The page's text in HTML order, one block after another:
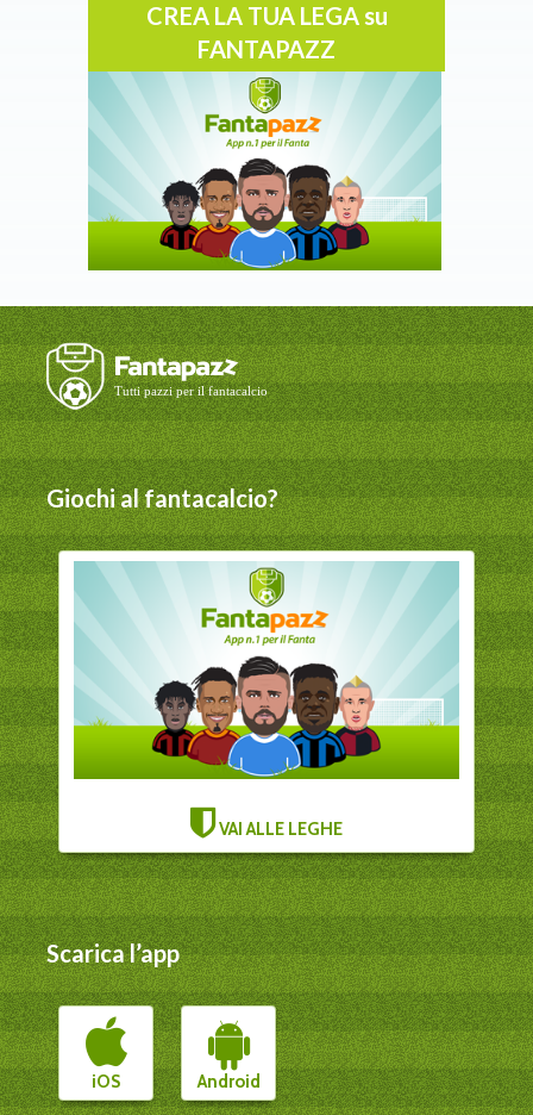
CREA LA TUA LEGA su
FANTAPAZZ
Giochi al fantacalcio?
VAI ALLE LEGHE
Scarica l’app
iOS Android